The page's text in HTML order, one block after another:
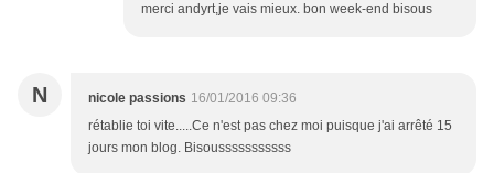
merci andyrt,je vais mieux. bon week-end bisous
N nicole passions 16/01/2016 09:36
rétablie toi vite.....Ce n'est pas chez moi puisque j'ai arrêté 15
jours mon blog. Bisousssssssssss